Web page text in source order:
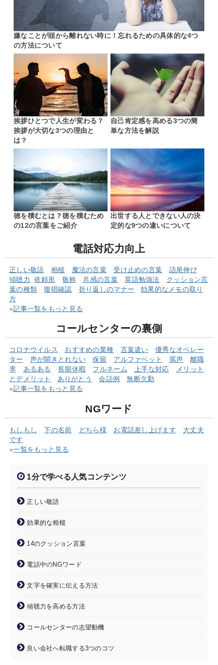
嫌なことが頭から離れない時に！忘れるための具体的な4つ
の方法について
挨拶ひとつで人生が変わる？
挨拶が大切な3つの理由と
は？
自己肯定感を高める3つの簡
単な方法を解説
徳を積むとは？徳を積むため
の12の言葉をご紹介
出世する人とできない人の決
定的な9つの違いについて
電話対応力向上
正しい敬語 相槌 魔法の言葉 受け止めの言葉
語尾伸び
傾聴力
依頼形 敬称 共感の言葉 英語勉強法 クッショ ン言
葉の種類 復唱確認 折り返しのマナー
効果的なメモの取り
方
»記事一覧をもっと見る
コールセンターの裏側
コロナウイルス おすすめの業種 言葉遣い
優秀なオペレー
ター
声が聞きとれない 保留 アルファベット 罵声
離職
率
あるある 長期休暇 フルネーム 上手な対応
メリット
とデメリット
ありがとう 会話例
無断欠勤
»記事一覧をもっと見る
NGワード
もしもし 下の名前 どちら様 お電話差し上げます
大丈夫
です
»一覧をもっと見る
1分で学べる人気コンテンツ
正しい敬語
効果的な相槌
14のクッション言葉
電話中のNGワード
文字を確実に伝える方法
傾聴力を高める方法
コールセンターの志望動機
良い会社へ転職する3つのコツ